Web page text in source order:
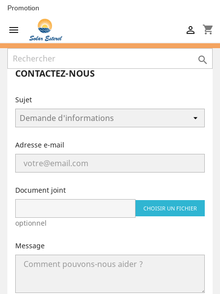
Promotion
 shopping_cart


CONTACTEZ-NOUS
Sujet
Adresse e-mail
Document joint
CHOISIR UN FICHIER
optionnel
Message